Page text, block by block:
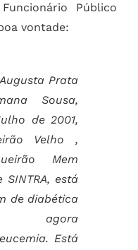
Público
vontade:
Prata
Sousa,
de 2001,
Velho ,
Mem
está
de diabética
agora
Está